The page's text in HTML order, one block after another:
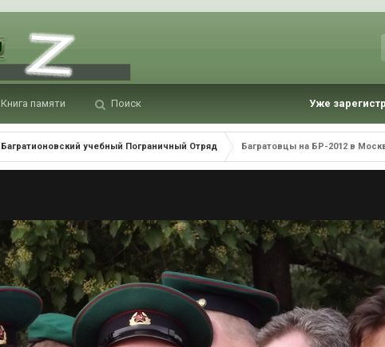
Книга памяти Поиск Уже
Багратионовский учебный Пограничный Отряд Багратовцы на БР-2012 в